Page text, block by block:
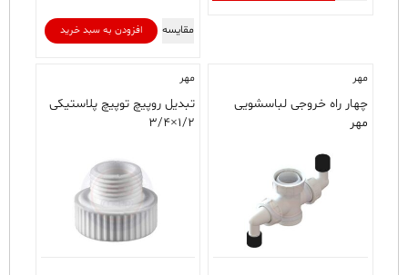
افزودن به سبد خرید مقایسه
مهر
چهار راه خروجی لباسشویی
مهر
مهر
تبدیل روپیچ توپیچ پلاستیکی
۱/۲×۳/۴